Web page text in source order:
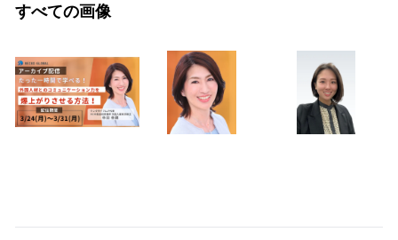
すべての画像